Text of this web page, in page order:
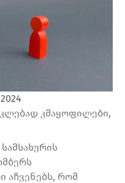
კმაყოფილები,
აჩვენებს, რომ